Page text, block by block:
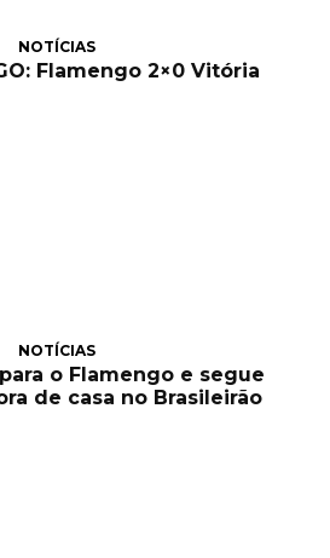
NOTÍCIAS
Flamengo 2×0 Vitória
NOTÍCIAS
o Flamengo e segue
de casa no Brasileirão